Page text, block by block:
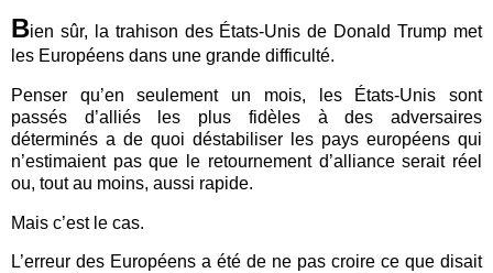
Bien sûr, la trahison des États-Unis de Donald Trump met
les Européens dans une grande difficulté.
Penser qu’en seulement un mois, les États-Unis sont
passés d’alliés les plus fidèles à des adversaires
déterminés a de quoi déstabiliser les pays européens qui
n’estimaient pas que le retournement d’alliance serait réel
ou, tout au moins, aussi rapide.
Mais c’est le cas.
L’erreur des Européens a été de ne pas croire ce que disait